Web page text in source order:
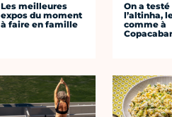
Les meilleures
expos du moment
à faire en famille
On a testé
l’altinha,
comme à